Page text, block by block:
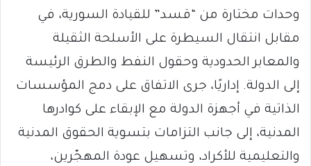
وحدات مختارة من “قسد” للقيادة السورية، في
مقابل انتقال السيطرة على الأسلحة الثقيلة
والمعابر الحدودية وحقول النفط والطرق الرئيسة
إلى الدولة. إداريًا، جرى الاتفاق على دمج المؤسسات
الذاتية في أجهزة الدولة مع الإبقاء على كوادرها
المدنية، إلى جانب التزامات بتسوية الحقوق المدنية
والتعليمية للأكراد، وتسهيل عودة المهجّرين،